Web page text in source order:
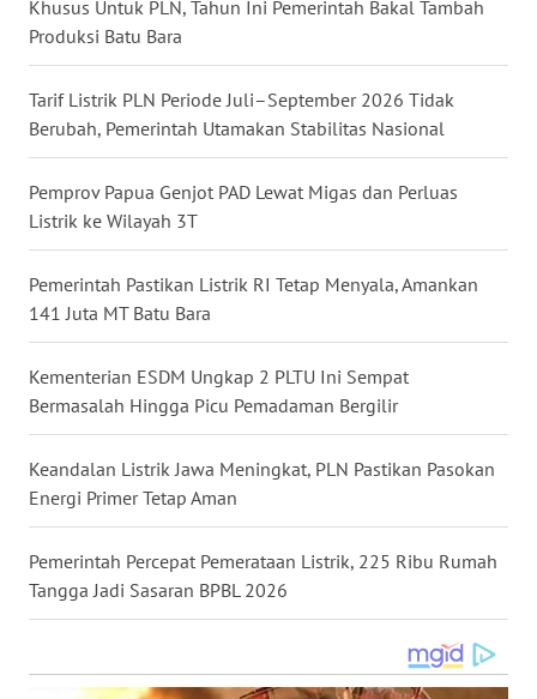
Khusus Untuk PLN, Tahun Ini Pemerintah Bakal Tambah
Produksi Batu Bara
Tarif Listrik PLN Periode Juli–September 2026 Tidak
Berubah, Pemerintah Utamakan Stabilitas Nasional
Pemprov Papua Genjot PAD Lewat Migas dan Perluas
Listrik ke Wilayah 3T
Pemerintah Pastikan Listrik RI Tetap Menyala, Amankan
141 Juta MT Batu Bara
Kementerian ESDM Ungkap 2 PLTU Ini Sempat
Bermasalah Hingga Picu Pemadaman Bergilir
Keandalan Listrik Jawa Meningkat, PLN Pastikan Pasokan
Energi Primer Tetap Aman
Pemerintah Percepat Pemerataan Listrik, 225 Ribu Rumah
Tangga Jadi Sasaran BPBL 2026
WN
WN
WN
JATIM
WN
BALI
WN
KALBAR
WN
KALTENG
WN
KALTARA
KALSEL